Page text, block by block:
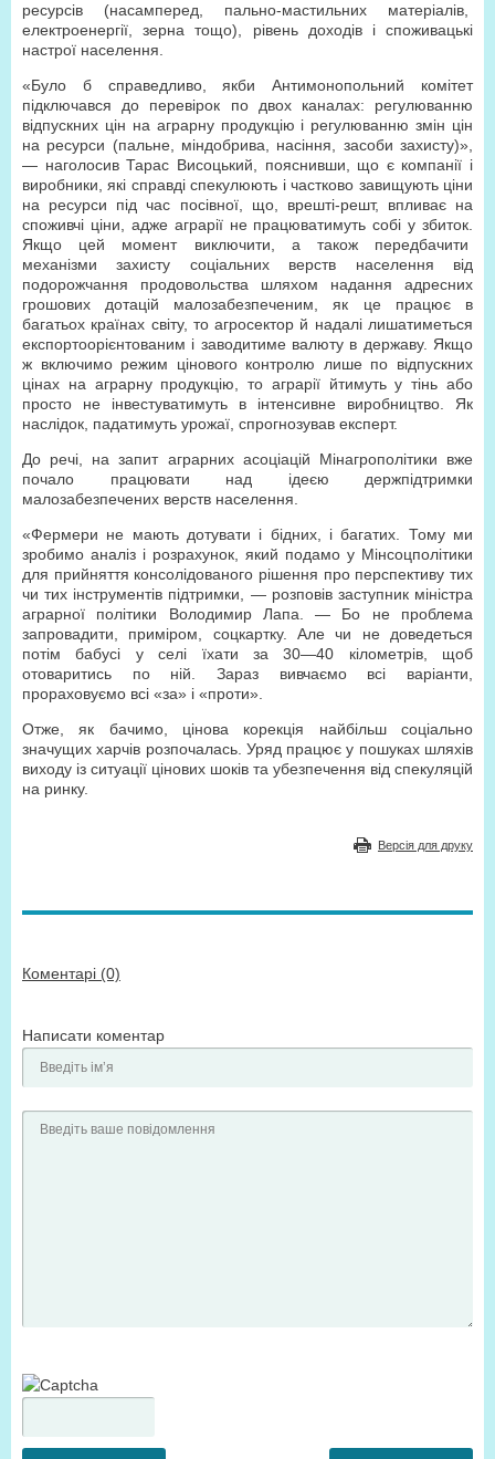
ресурсів (насамперед, пально-мастильних матеріалів,
електроенергії, зерна тощо), рівень доходів і споживацькі
настрої населення.
«Було б справедливо, якби Антимонопольний комітет
підключався до перевірок по двох каналах: регулюванню
відпускних цін на аграрну продукцію і регулюванню змін цін
на ресурси (пальне, міндобрива, насіння, засоби захисту)»,
— наголосив Тарас Висоцький, пояснивши, що є компанії і
виробники, які справді спекулюють і частково завищують ціни
на ресурси під час посівної, що, врешті-решт, впливає на
споживчі ціни, адже аграрії не працюватимуть собі у збиток.
Якщо цей момент виключити, а також передбачити
механізми захисту соціальних верств населення від
подорожчання продовольства шляхом надання адресних
грошових дотацій малозабезпеченим, як це працює в
багатьох країнах світу, то агросектор й надалі лишатиметься
експортоорієнтованим і заводитиме валюту в державу. Якщо
ж включимо режим цінового контролю лише по відпускних
цінах на аграрну продукцію, то аграрії йтимуть у тінь або
просто не інвестуватимуть в інтенсивне виробництво. Як
наслідок, падатимуть урожаї, спрогнозував експерт.
До речі, на запит аграрних асоціацій Мінагрополітики вже
почало працювати над ідеєю держпідтримки
малозабезпечених верств населення.
«Фермери не мають дотувати і бідних, і багатих. Тому ми
зробимо аналіз і розрахунок, який подамо у Мінсоцполітики
для прийняття консолідованого рішення про перспективу тих
чи тих інструментів підтримки, — розповів заступник міністра
аграрної політики Володимир Лапа. — Бо не проблема
запровадити, приміром, соцкартку. Але чи не доведеться
потім бабусі у селі їхати за 30—40 кілометрів, щоб
отоваритись по ній. Зараз вивчаємо всі варіанти,
прораховуємо всі «за» і «проти».
Отже, як бачимо, цінова корекція найбільш соціально
значущих харчів розпочалась. Уряд працює у пошуках шляхів
виходу із ситуації цінових шоків та убезпечення від спекуляцій
на ринку.
Версія для друку
Коментарі (0)
Написати коментар